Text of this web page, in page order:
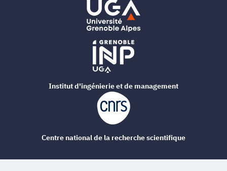
Institut d'ingénierie et de management
Centre national de la recherche scientifique